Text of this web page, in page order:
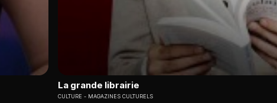
La grande librairie
CULTURE MAGAZINES CULTURELS